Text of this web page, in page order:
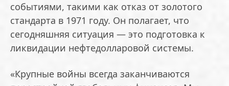
событиями, такими как отказ от золотого
стандарта в 1971 году. Он полагает, что
сегодняшняя ситуация — это подготовка к
ликвидации нефтедолларовой системы.
«Крупные войны всегда заканчиваются